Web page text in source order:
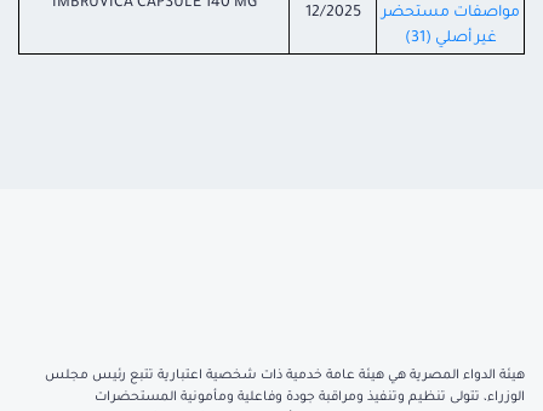
مواصفات مستحضر
غير أصلي (31)
12/2025
IMBRUVICA CAPSULE 140 MG
هيئة الدواء المصرية هي هيئة عامة خدمية ذات شخصية اعتبارية تتبع رئيس مجلس
الوزراء، تتولى تنظيم وتنفيذ ومراقبة جودة وفاعلية ومأمونية المستحضرات